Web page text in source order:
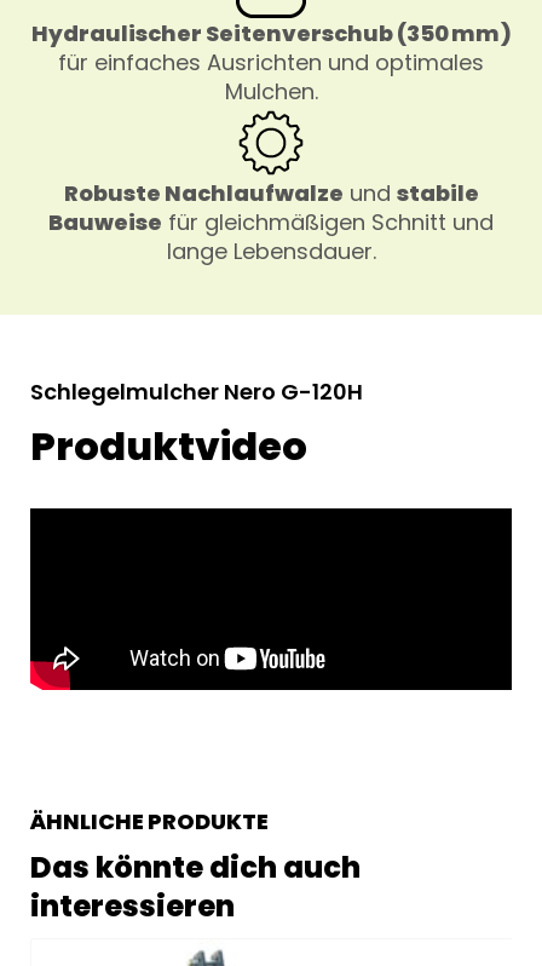
Hydraulischer Seitenverschub (350 mm)
für einfaches Ausrichten und optimales
Mulchen.
Robuste Nachlaufwalze und stabile
Bauweise für gleichmäßigen Schnitt und
lange Lebensdauer.
Schlegelmulcher Nero G-120H
Produktvideo
ÄHNLICHE PRODUKTE
Das könnte dich auch
interessieren